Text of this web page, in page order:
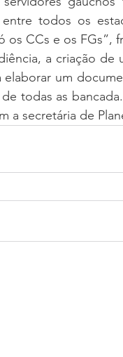
todos os
os CCs e os FGs”,
a criação
um
todas as
a secretária de